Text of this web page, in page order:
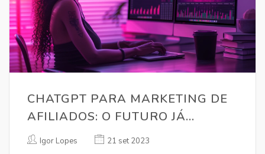
CHATGPT PARA MARKETING DE
AFILIADOS: O FUTURO JÁ
CHEGOU
Igor Lopes 21 set 2023